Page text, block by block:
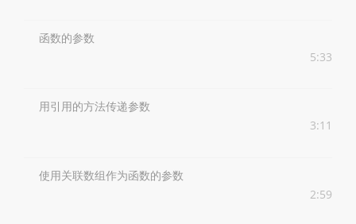
函数的参数
5:33
用引用的方法传递参数
3:11
使用关联数组作为函数的参数
2:59